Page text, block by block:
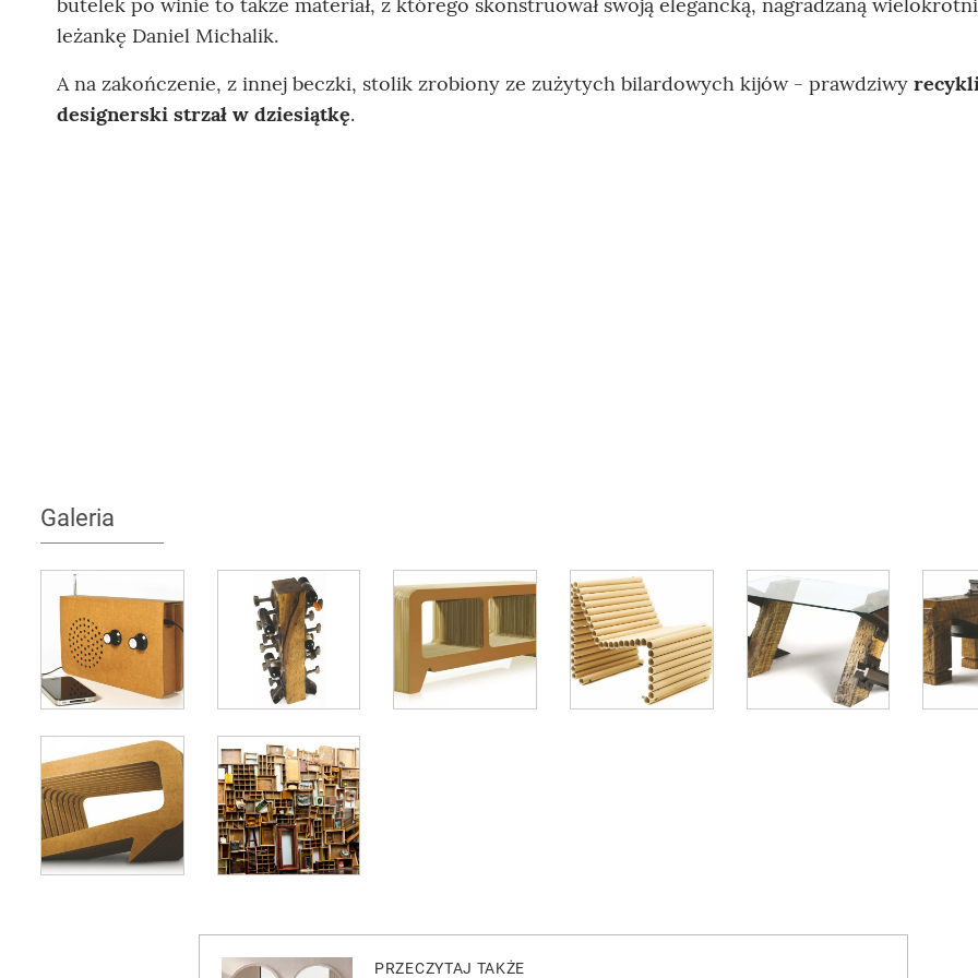
butelek po winie to także materiał, z którego skonstruował swoją elegancką, nagradzaną
leżankę Daniel Michalik.
A na zakończenie, z innej beczki, stolik zrobiony ze zużytych bilardowych kijów - prawdziwy
designerski strzał w dziesiątkę.
Galeria